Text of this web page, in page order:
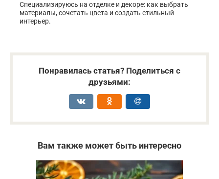
Специализируюсь на отделке и декоре: как выбрать
материалы, сочетать цвета и создать стильный
интерьер.
Понравилась статья? Поделиться с
друзьями:
Вам также может быть интересно